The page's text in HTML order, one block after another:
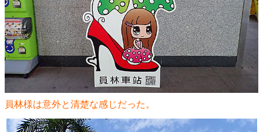
員林様は意外と清楚な感じだった。